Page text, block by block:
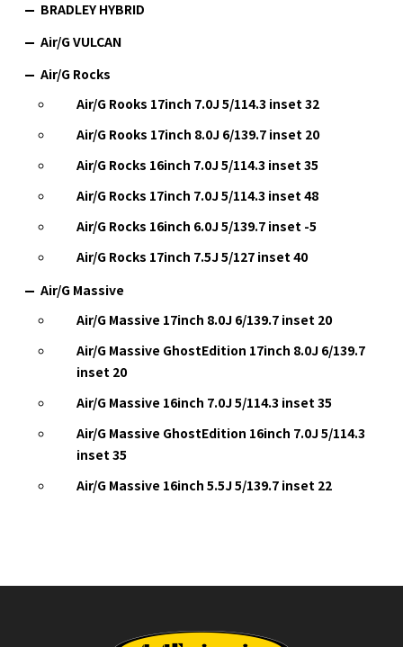
BRADLEY HYBRID
Air/G VULCAN
Air/G Rocks
Air/G Rooks 17inch 7.0J 5/114.3 inset 32
Air/G Rooks 17inch 8.0J 6/139.7 inset 20
Air/G Rocks 16inch 7.0J 5/114.3 inset 35
Air/G Rocks 17inch 7.0J 5/114.3 inset 48
Air/G Rocks 16inch 6.0J 5/139.7 inset -5
Air/G Rocks 17inch 7.5J 5/127 inset 40
Air/G Massive
Air/G Massive 17inch 8.0J 6/139.7 inset 20
Air/G Massive GhostEdition 17inch 8.0J 6/139.7
inset 20
Air/G Massive 16inch 7.0J 5/114.3 inset 35
Air/G Massive GhostEdition 16inch 7.0J 5/114.3
inset 35
Air/G Massive 16inch 5.5J 5/139.7 inset 22